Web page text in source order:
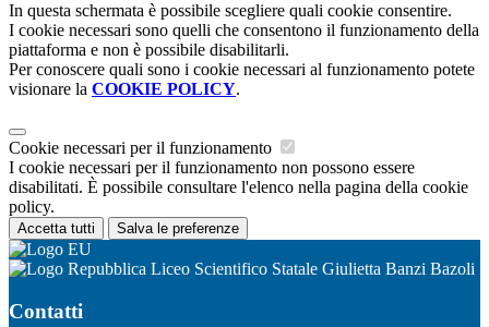
In questa schermata è possibile scegliere quali cookie consentire.
I cookie necessari sono quelli che consentono il funzionamento della
piattaforma e non è possibile disabilitarli.
Per conoscere quali sono i cookie necessari al funzionamento potete
visionare la COOKIE POLICY.
Cookie necessari per il funzionamento
I cookie necessari per il funzionamento non possono essere
disabilitati. È possibile consultare l'elenco nella pagina della cookie
policy.
Accetta tutti Salva le preferenze
Liceo Scientifico Statale Giulietta Banzi Bazoli
Contatti